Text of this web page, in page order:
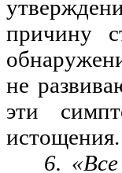
причину
не
эти
истощения.
6.